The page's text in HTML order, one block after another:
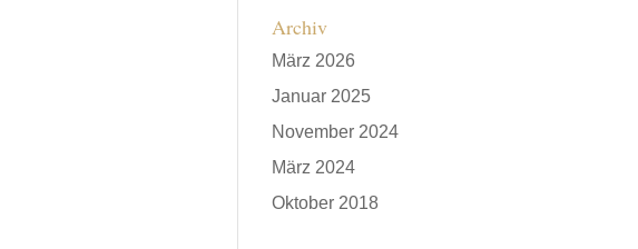
Archiv
März 2026
Januar 2025
November 2024
März 2024
Oktober 2018